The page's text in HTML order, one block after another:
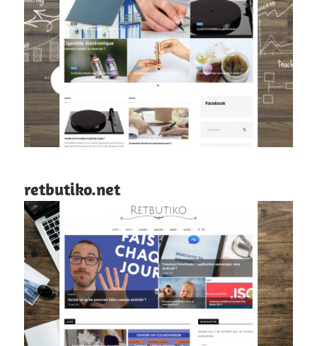
retbutiko.net